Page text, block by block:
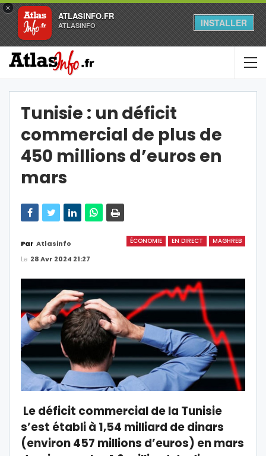
×
ATLASINFO.FR
ATLASINFO INSTALLER
Tunisie : un déficit
commercial de plus de
450 millions d’euros en
mars
ÉCONOMIE EN DIRECT MAGHREB
Par Atlasinfo
Le 28 Avr 2024 21:27
Le déficit commercial de la Tunisie
s’est établi à 1,54 milliard de dinars
(environ 457 millions d’euros) en mars